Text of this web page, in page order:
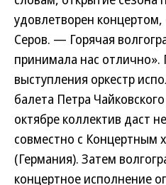
удовлетворен
Серов. — Горячая
принимала нас отлично».
выступления оркестр
балета Петра
октябре коллектив даст
совместно с Концертным
(Германия). Затем
концертное исполнение